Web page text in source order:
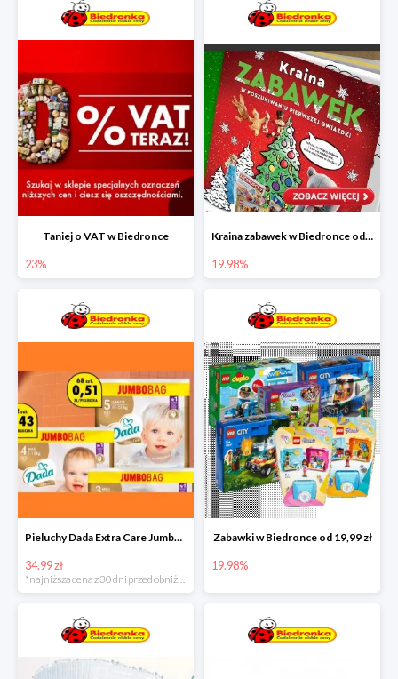
Taniej o VAT w Biedronce
23%
Kraina zabawek w Biedronce od 19,99 zł
19.98%
Pieluchy Dada Extra Care Jumbo Bag w super cenie
34.99 zł
*najniższa cena z 30 dni przed obniżką
Zabawki w Biedronce od 19,99 zł
19.98%